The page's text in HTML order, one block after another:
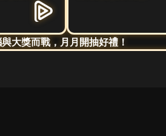
大獎而戰，月月開抽好禮！